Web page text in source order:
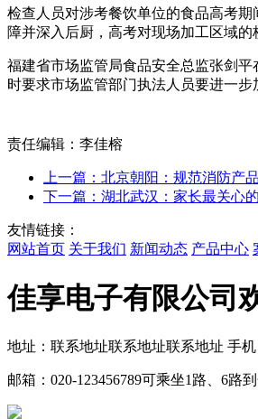
检查人员对涉考餐饮单位的食品高考
障并深入后厨，高考对现场加工区域
福建省市场监管局食品安全总监张剑
时要求市场监管部门执法人员要进一
责任编辑：李佳榕
上一篇：北京朝阳：规范消防产
下一篇：湖北武汉：家长最关心
友情链接：
网站首页 关于我们 新闻动态 产品中心
佳享电子有限公司
地址：联系地址联系地址联系地址 手机
邮箱：020-123456789可乘坐1路、6路